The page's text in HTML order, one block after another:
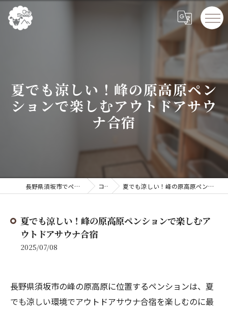
夏でも涼しい！峰の原高原ペン
ションで楽しむアウトドアサウ
ナ合宿
長野県須坂市でペンションならChillSheep コラム 夏でも涼しい！峰の原高原ペンションで楽しむアウトドアサウナ合宿
夏でも涼しい！峰の原高原ペンションで楽しむア
ウトドアサウナ合宿
2025/07/08
長野県須坂市の峰の原高原に位置するペンションは、夏
でも涼しい環境でアウトドアサウナ合宿を楽しむのに最